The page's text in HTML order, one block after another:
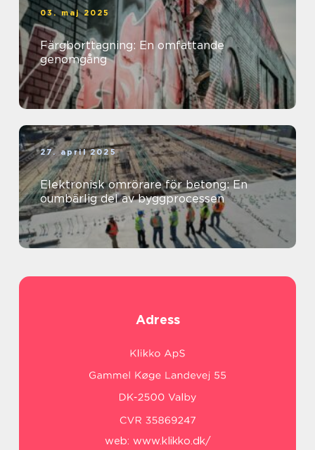
03. maj 2025
Färgborttagning: En omfattande
genomgång
27. april 2025
Elektronisk omrörare för betong: En
oumbärlig del av byggprocessen
Adress
web: www.klikko.dk/